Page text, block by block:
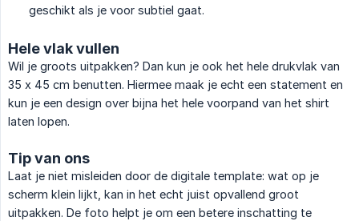
geschikt als je voor subtiel gaat.
Hele vlak vullen
Wil je groots uitpakken? Dan kun je ook het hele drukvlak van
35 x 45 cm benutten. Hiermee maak je echt een statement en
kun je een design over bijna het hele voorpand van het shirt
laten lopen.
Tip van ons
Laat je niet misleiden door de digitale template: wat op je
scherm klein lijkt, kan in het echt juist opvallend groot
uitpakken. De foto helpt je om een betere inschatting te